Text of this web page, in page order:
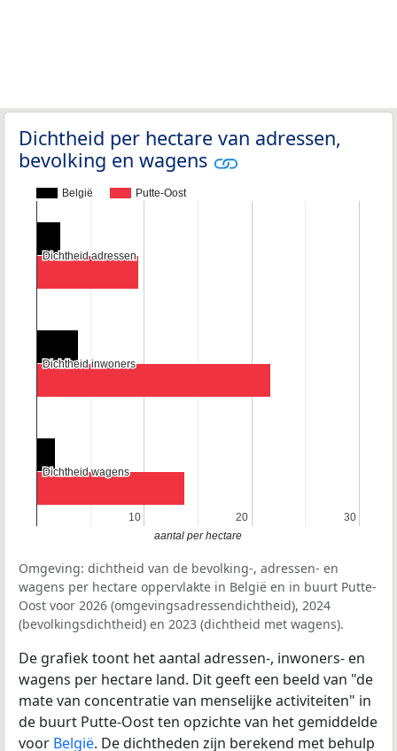
Dichtheid per hectare van adressen,
bevolking en wagens
België Putte-Oost
10
10 20
20 30
30
Dichtheid adressen
Dichtheid adressen
Dichtheid inwoners
Dichtheid inwoners
Dichtheid wagens
Dichtheid wagens
aantal per hectare
Omgeving: dichtheid van de bevolking-, adressen- en
wagens per hectare oppervlakte in België en in buurt Putte-
Oost voor 2026 (omgevingsadressendichtheid), 2024
(bevolkingsdichtheid) en 2023 (dichtheid met wagens).
De grafiek toont het aantal adressen-, inwoners- en
wagens per hectare land. Dit geeft een beeld van "de
mate van concentratie van menselijke activiteiten" in
de buurt Putte-Oost ten opzichte van het gemiddelde
voor België. De dichtheden zijn berekend met behulp